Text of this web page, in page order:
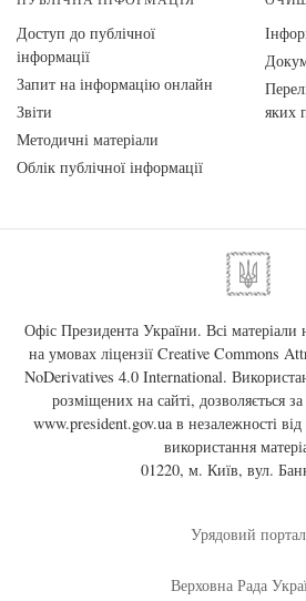
Доступ до публічної
інформації
Запит на інформацію онлайн
Звіти
Методичні матеріали
Облік публічної інформації
яких
Офіс Президента України. Всі матеріали
на умовах ліцензії Creative Commons
NoDerivatives 4.0 International.
розміщених на сайті, дозволяється
www.president.gov.uaв незалежності
використання
01220, м. Київ, вул.
Урядовий портал
Верховна Рада